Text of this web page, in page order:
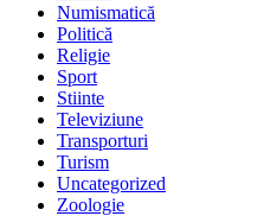
Numismatică
Politică
Religie
Sport
Stiinte
Televiziune
Transporturi
Turism
Uncategorized
Zoologie